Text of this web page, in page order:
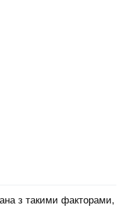
з такими факторами,